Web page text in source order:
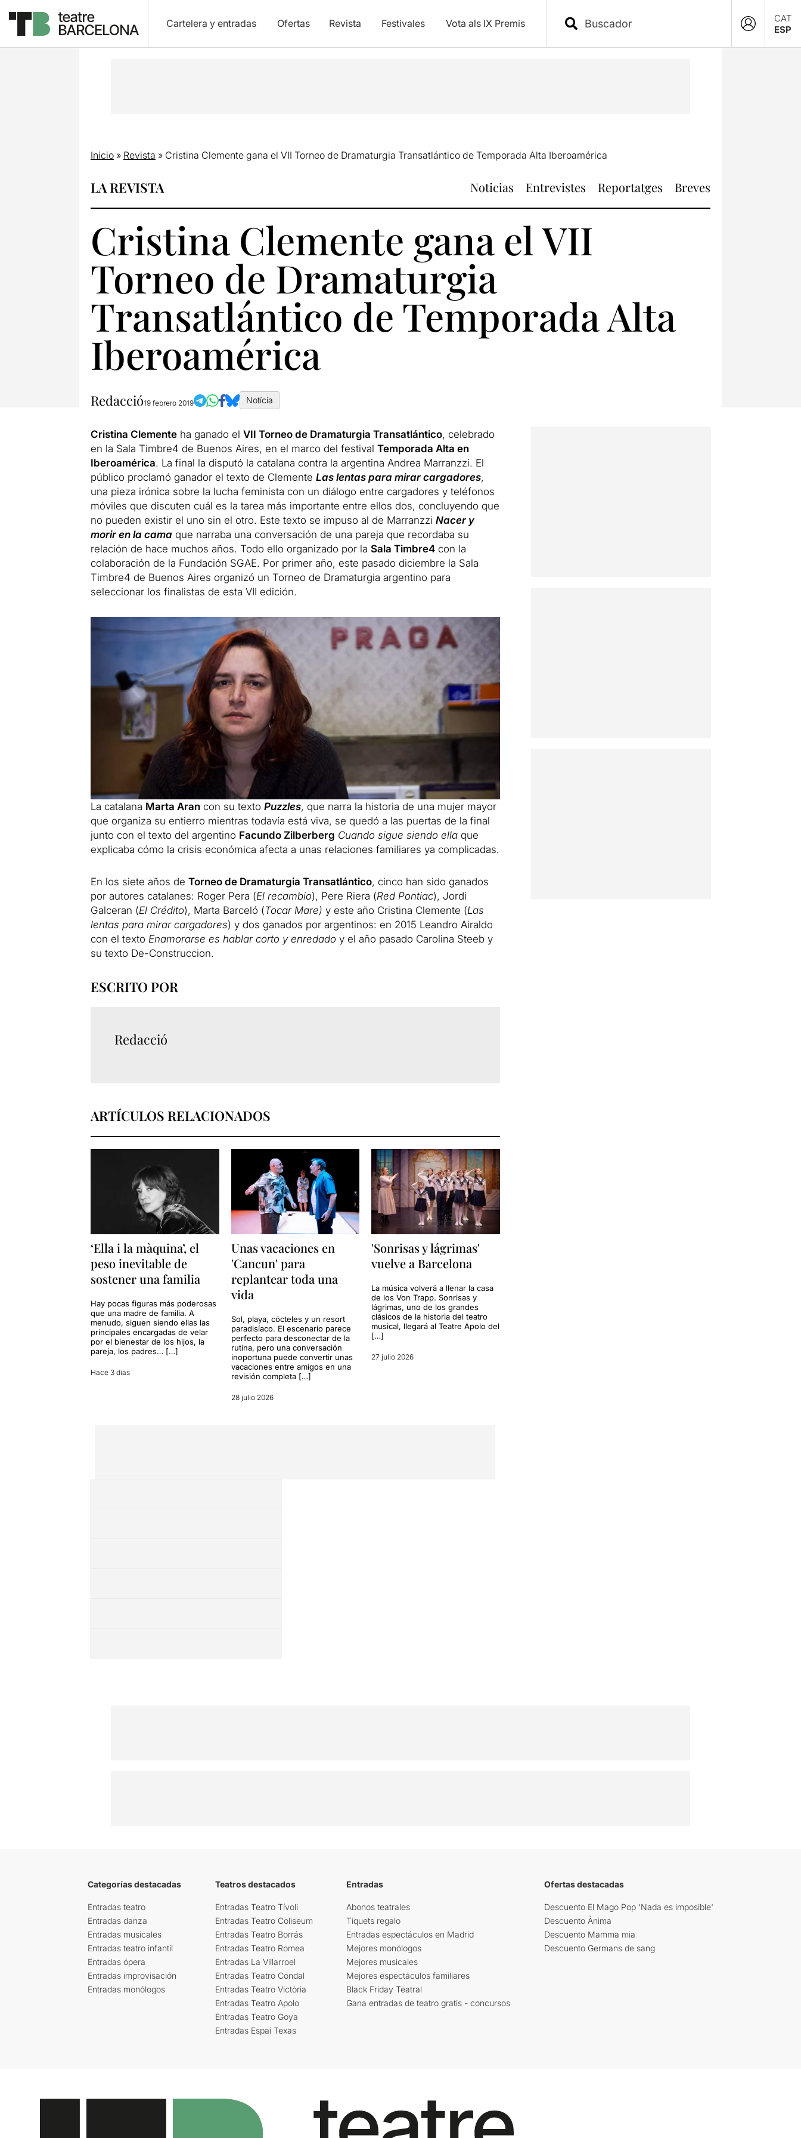
Cartelera y entradas Ofertas Revista Festivales Vota als IX Premis
CAT
ESP
Inicio» Revista » Cristina Clemente gana el VII Torneo de Dramaturgia Transatlántico de Temporada Alta Iberoamérica
LA REVISTA Noticias Entrevistes Reportatges Breves
Cristina Clemente gana el VII
Torneo de Dramaturgia
Transatlántico de Temporada Alta
Iberoamérica
Redacció19 febrero 2019 Notícia
Cristina Clementeha ganado el VII Torneo de Dramaturgia Transatlántico, celebrado
en la Sala Timbre4 de Buenos Aires, en el marco del festival Temporada Alta en
Iberoamérica. La final la disputó la catalana contra la argentina Andrea Marranzzi. El
público proclamó ganador el texto de Clemente Las lentas para mirar cargadores,
una pieza irónica sobre la lucha feminista con un diálogo entre cargadores y teléfonos
móviles que discuten cuál es la tarea más importante entre ellos dos, concluyendo que
no pueden existir el uno sin el otro. Este texto se impuso al de Marranzzi Nacer y
morir en la cama que narraba una conversación de una pareja que recordaba su
relación de hace muchos años. Todo ello organizado por la Sala Timbre4con la
colaboración de la Fundación SGAE. Por primer año, este pasado diciembre la Sala
Timbre4 de Buenos Aires organizó un Torneo de Dramaturgia argentino para
seleccionar los finalistas de esta VII edición.
La catalana Marta Arancon su texto Puzzles, que narra la historia de una mujer mayor
que organiza su entierro mientras todavía está viva, se quedó a las puertas de la final
junto con el texto del argentino Facundo Zilberberg Cuando sigue siendo ellaque
explicaba cómo la crisis económica afecta a unas relaciones familiares ya complicadas.
En los siete años de Torneo de Dramaturgia Transatlántico, cinco han sido ganados
por autores catalanes: Roger Pera (El recambio), Pere Riera (Red Pontiac), Jordi
Galceran (El Crédito), Marta Barceló (Tocar Mare) y este año Cristina Clemente (Las
lentas para mirar cargadores) y dos ganados por argentinos: en 2015 Leandro Airaldo
con el texto Enamorarse es hablar corto y enredado y el año pasado Carolina Steeb y
su texto De-Construccion.
ESCRITO POR
Redacció
ARTÍCULOS RELACIONADOS
‘Ella i la màquina’, el
peso inevitable de
sostener una familia
Hay pocas figuras más poderosas
que una madre de familia. A
menudo, siguen siendo ellas las
principales encargadas de velar
por el bienestar de los hijos, la
pareja, los padres… […]
Hace 3 dias
Unas vacaciones en
'Cancun' para
replantear toda una
vida
Sol, playa, cócteles y un resort
paradisíaco. El escenario parece
perfecto para desconectar de la
rutina, pero una conversación
inoportuna puede convertir unas
vacaciones entre amigos en una
revisión completa […]
28 julio 2026
'Sonrisas y lágrimas'
vuelve a Barcelona
La música volverá a llenar la casa
de los Von Trapp. Sonrisas y
lágrimas, uno de los grandes
clásicos de la historia del teatro
musical, llegará al Teatre Apolo del
[…]
27 julio 2026
Categorías destacadas
Entradas teatro
Entradas danza
Entradas musicales
Entradas teatro infantil
Entradas ópera
Entradas improvisación
Entradas monólogos
Teatros destacados
Entradas Teatro Tívoli
Entradas Teatro Coliseum
Entradas Teatro Borrás
Entradas Teatro Romea
Entradas La Villarroel
Entradas Teatro Condal
Entradas Teatro Victòria
Entradas Teatro Apolo
Entradas Teatro Goya
Entradas Espai Texas
Entradas
Abonos teatrales
Tiquets regalo
Entradas espectáculos en Madrid
Mejores monólogos
Mejores musicales
Mejores espectáculos familiares
Black Friday Teatral
Gana entradas de teatro gratis - concursos
Ofertas destacadas
Descuento El Mago Pop 'Nada es imposible'
Descuento Ànima
Descuento Mamma mia
Descuento Germans de sang